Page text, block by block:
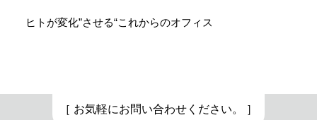
ヒトが変化”させる“これからのオフィス
［ お気軽にお問い合わせください。 ］